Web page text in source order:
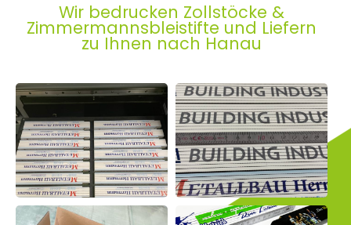
Wir bedrucken Zollstöcke &
Zimmermannsbleistifte und Liefern
zu Ihnen nach Hanau